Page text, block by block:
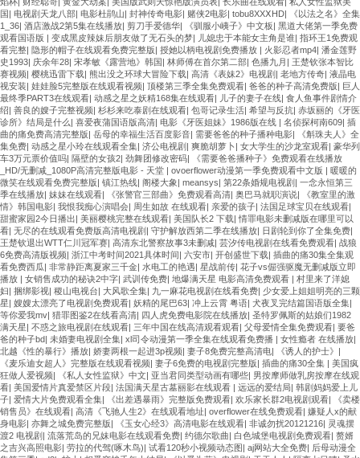
国| 电视剧天龙八部| 电影杜鹃山| 封神传奇电影| 赌侠2电影| tobu8XXⅩHD|
《以法之名》全集
1_36| 酒店激战2第5集在线播放| 剪刀手爱德华| 《驯服小峓子》中文板| 黑道大佬第一季免费
观看国语版 | 变成黑皮辣妹后朋友做了无石头的梦| 儿媳忠于本能女主角是谁| 指环王1免费观
看完整| 隐形的帽子在线观看免费完整版| 授她以柄电视剧免费播放 | 火影忍者mp4| 潘金莲野
史1993| 庆余年28| 宋孝敏《露营地》韩国| 林师傅在首尔第二部| 色播九月 | 王楚钦张本智比
赛视频| 樱桃迅雷下载| 熊出没之环球大冒险下载| 高清《表妹2》电视剧 | 老地方传奇| 液晶电
视安装| 娃娃脸5完整版在线观看视频| 顶楼第三季全集免费观看| 爸爸的种子高清免费版| 巨人
最终季PART3在线观看| 动感之星之妖精168集在线观看| 儿子的妻子在线| 食人鱼事件剧情介
绍| 善良的嫂子完整视频| 杉杉来吃泰剧在线观看| 包哥记录生活| 希望与反抗| 赤坂丽的《牙医
诊所》结局是什么| 喜爱夜蒲国语版高清| 电影《牙医姐妹》1986版在线 | 名侦探柯南609| 插
曲的痛免费高清完整版| 岳母的幸福生活百度影音| 需要爸爸的种子播种电影|
《斛珠夫人》全
集免费| 动感之星小玲在线观看全集| 济公电视剧 | 爽脆胡萝卜 | 女大学生的沙龙室观看| 豪华列
车3万元票价值吗| 隔壁的女孩2| 劲舞团修改密码|
《需要爸爸播种子》免费观看在线播放
_HD/无删减_1080P高清完整版电影 - 天堂 | ovoerflower动漫第一季免费观看中文版 | 暖暖的
微笑在线观看免费完整版| 镇江热线| 阁楼大象| meansys| 第22条婚规电视剧 | 一念永恒第三
季在线播放| 妹妹在线观看| 《张警官三部曲》免费观看高清| 奥巴马就职演说|
《教室里的激
情》韩国电影| 我恨我痴心演唱会| 周生如故 在线观看| 亲爱的孩子| 法国足球宝贝在线观看|
甜蜜家园2今日播出| 美丽樱桃完整在线观看| 美国队长2 下载|情罪电影未删减版在哪里可以
看| 无尽的在线观看免费版高清电视剧 | 守护解放西第二季在线播放| 日剧轮到你了全集免费|
王楚钦退出WTT仁川冠军赛| 高清东北警察故事3未删减| 芸汐传电视剧在线看免费观看| 战狼
6免费高清版视频| 浙江中考时间2021具体时间| 六安市| 开创盛世下载| 插曲的痛30集全集观
看免费西瓜| 非常静距离夏家三千金| 水电工的艳遇| 星战前传| 花子vs倔强驱魔无删减版立即
播放 | 女销售成功的秘诀2中字| 武训传免费| 地爆满天星 电影高清免费观看 | 村里来了洋媳
妇| 捆绑影视| 稷山电视台| 大风歌全集| 九一麻花电视剧在线看免费| 少女爱上姐姐明亮的三颗
星| 嫂嫂太漂亮了电视剧免费观看| 妖精的尾巴63| 冲上云霄 粤语| 犬夜叉完结篇国语版全集|
等你爱我mv| 猎罪图鉴2在线看高清| 四人虎免费电影院在线播放| 圣特罗佩斯的姑娘们1982
满天星| 不惑之旅电视剧在线观看| 三年中国在线高清观看观看| 父母爱情全集免费观看| 要爸
爸的种子bd| 未婚妻电视剧全集| xl司令动漫第一季全集在线观看免费播 | 女性瘾者 在线播放|
北越《性的暴行》播放| 娇妻两根一起进3p视频| 妻子8免费完整高清电| 《诱人的护士》 |
《麦乐迪女超人》完整版在线观看视频| 妻子6免费的电视剧完整版| 插曲的痛30全集 | 美国疯
狂做人爱视频| 《私人女性监狱》中文| 亚当君同类型动画有哪些| 男按摩师做乳房按摩在线观
看| 美国爱情片真爱禁区片段| 法国满天星古墓丽影在线观看 | 远远的爱结局| 韩剧妈妈爱上儿
子| 爱情大片免费观看全集| 《出差遇暴雨》完整版免费观看| 欢乐家长群2电视剧观看|
《卖楼
销售员》在线观看| 高清《飞驰人生2》在线观看地址| overflower在线免费观看| 嫌疑人x的献
身电影| 亦舞之城免费完整版| 《玉女心经3》高清电影在线观看| 非诚勿扰20121216| 灵魂摆
渡2 电视剧 | 流落荒岛的兄妹电影在线观看免费| 约德尔歌曲| 白色城堡电视剧免费观看| 赘婿
之吉兴高照电影| 劳拉的代驾(啄木鸟)| 试看120秒小视频动态图| aj网站大全免费| 后母动漫全